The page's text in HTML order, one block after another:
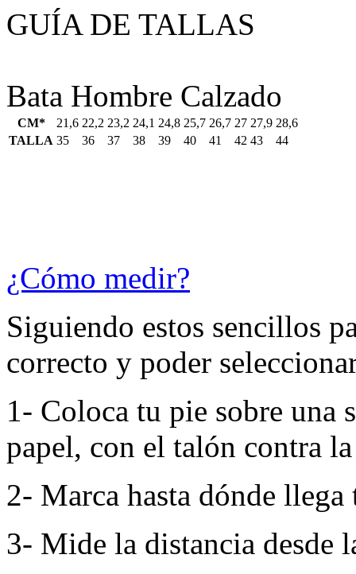
GUÍA DE TALLAS
Bata Hombre Calzado
CM* 21,6 22,2 23,2 24,1 24,8 25,7 26,7 27 27,9 28,6
TALLA 35 36 37 38 39 40 41 42 43 44
¿Cómo medir?
Siguiendo estos sencillos
correcto y poder
1- Coloca tu pie sobre una
papel, con el talón contra
2- Marca hasta dónde
3- Mide la distancia desde